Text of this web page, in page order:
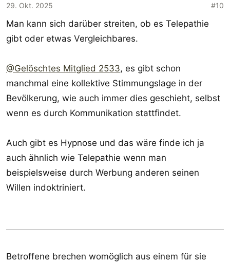
29. Okt. 2025 #10
Man kann sich darüber streiten, ob es Telepathie
gibt oder etwas Vergleichbares.
@Gelöschtes Mitglied 2533, es gibt schon
manchmal eine kollektive Stimmungslage in der
Bevölkerung, wie auch immer dies geschieht, selbst
wenn es durch Kommunikation stattfindet.
Auch gibt es Hypnose und das wäre finde ich ja
auch ähnlich wie Telepathie wenn man
beispielsweise durch Werbung anderen seinen
Willen indoktriniert.
Betroffene brechen womöglich aus einem für sie